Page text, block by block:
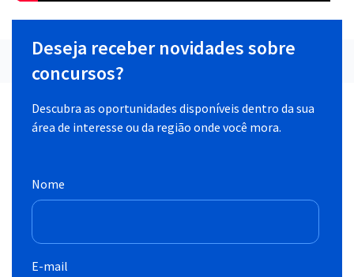
Deseja receber novidades sobre
concursos?
Descubra as oportunidades disponíveis dentro da sua
área de interesse ou da região onde você mora.
Nome
E-mail